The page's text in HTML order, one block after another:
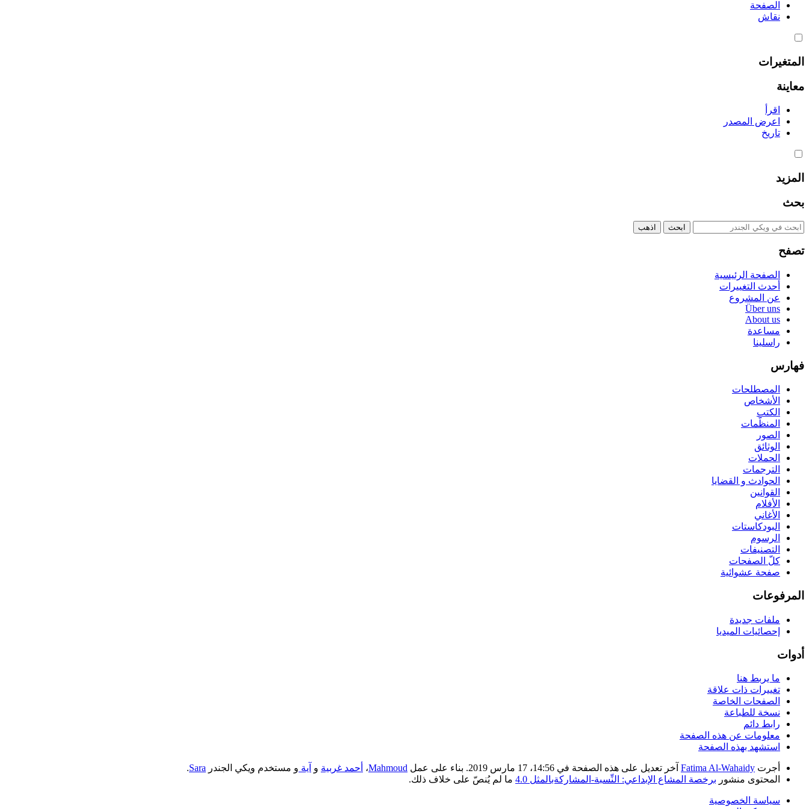
الصفحة
نقاش
المتغيرات
معاينة
اقرأ
اعرض المصدر
تاريخ
المزيد
بحث
تصفح
الصفحة الرئيسية
أحدث التغييرات
عن المشروع
Über uns
About us
مساعدة
راسلينا
فهارس
المصطلحات
الأشخاص
الكتب
المنظّمات
الصور
الوثائق
الحملات
الترجمات
الحوادث و القضايا
القوانين
الأفلام
الأغاني
البودكاستات
الرسوم
التصنيفات
كلّ الصفحات
صفحة عشوائية
المرفوعات
ملفات جديدة
إحصائيات الميديا
أدوات
ما يربط هنا
تغييرات ذات علاقة
الصفحات الخاصة
نسخة للطباعة
رابط دائم
معلومات عن هذه الصفحة
استشهد بهذه الصفحة
أجرت Fatima Al-Wahaidy آخر تعديل على هذه الصفحة في 14:56، 17 مارس 2019. بناء على عمل Mahmoud، أحمد غربية و آية و مستخدم ويكي الجندر Sara
.
المحتوى منشور برخصة المشاع الإبداعي: النِّسبة-المشاركةبالمثل 4.0 ما لم يُنصّ على خلاف ذلك.
سياسة الخصوصية